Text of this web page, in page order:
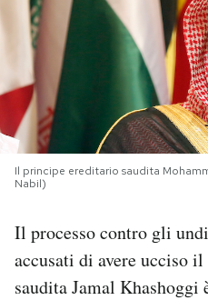
NEWSLETTER
I MIEI PREFERITI
SHOP
CALENDARIO
AREA PERSONALE
Il principe ereditario saudita
Nabil)
Il processo contro gli
accusati di avere ucciso
saudita Jamal Khashoggi